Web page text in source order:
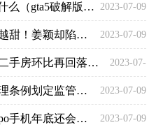
gta5破解版可以干什么 不能干什么（gta5破解版能买房子吗） 2023-07-09
《偷偷藏不住》：男女主越来越甜！姜颖却陷入感情危险？ 2023-07-09
房地产行业第27周周报：新房二手房环比再回落，各地放松政策仍在持续 2023-07-
09
证监会：私募投资基金监督管理条例划定监管底线 2023-07-09
年底oppo手机会出新款吗（oppo手机年底还会有新款吗） 2023-07-09